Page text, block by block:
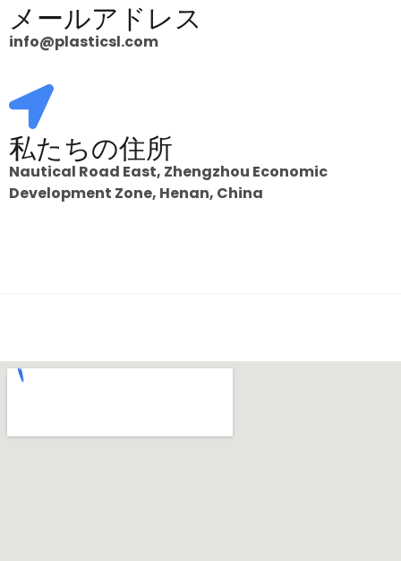
メールアドレス
info@plasticsl.com
私たちの住所
Nautical Road East, Zhengzhou Economic
Development Zone, Henan, China